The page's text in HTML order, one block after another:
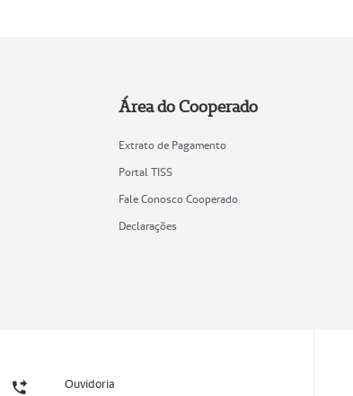
Área do Cooperado
Extrato de Pagamento
Portal TISS
Fale Conosco Cooperado
Declarações
Ouvidoria